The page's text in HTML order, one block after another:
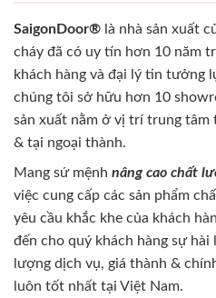
SaigonDoor® là nhà sản xuất
cháy đã có uy tín hơn 10 năm
khách hàng và đại lý tin tưởng
chúng tôi sở hữu hơn 10
sản xuất nằm ở vị trí trung tâm
& tại ngoại thành.
Mang sứ mệnh nâng cao chất
việc cung cấp các sản phẩm
yêu cầu khắc khe của khách
đến cho quý khách hàng sự
lượng dịch vụ, giá thành &
luôn tốt nhất tại Việt Nam.